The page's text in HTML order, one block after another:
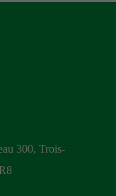
300, Trois-